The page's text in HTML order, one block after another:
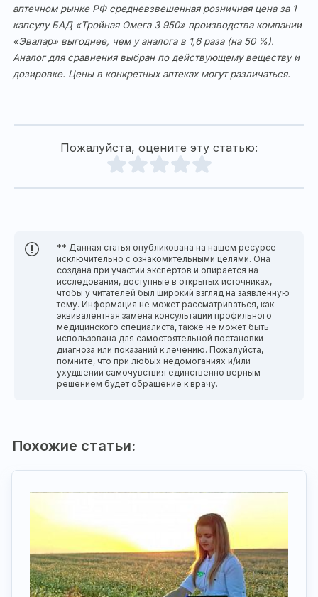
аптечном рынке РФ средневзвешенная розничная цена за 1
капсулу БАД «Тройная Омега 3 950» производства компании
«Эвалар» выгоднее, чем у аналога в 1,6 раза (на 50 %).
Аналог для сравнения выбран по действующему веществу и
дозировке. Цены в конкретных аптеках могут различаться.
Пожалуйста, оцените эту статью:
** Данная статья опубликована на нашем ресурсе
исключительно с ознакомительными целями. Она
создана при участии экспертов и опирается на
исследования, доступные в открытых источниках,
чтобы у читателей был широкий взгляд на заявленную
тему. Информация не может рассматриваться, как
эквивалентная замена консультации профильного
медицинского специалиста, также не может быть
использована для самостоятельной постановки
диагноза или показаний к лечению. Пожалуйста,
помните, что при любых недомоганиях и/или
ухудшении самочувствия единственно верным
решением будет обращение к врачу.
Похожие статьи: